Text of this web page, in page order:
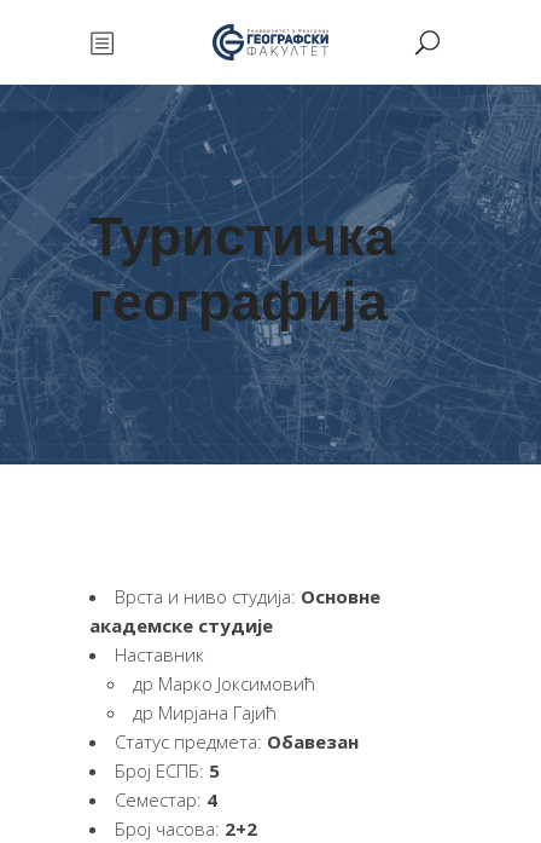
Туристичка
географија
Врста и ниво студија: Основне
академске студије
Наставник
др Марко Јоксимовић
др Мирјана Гајић
Статус предмета: Обавезан
Број ЕСПБ: 5
Семестар: 4
Број часова: 2+2